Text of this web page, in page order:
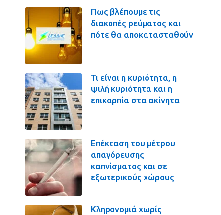
Πως βλέπουμε τις
διακοπές ρεύματος και
πότε θα αποκατασταθούν
Τι είναι η κυριότητα, η
ψιλή κυριότητα και η
επικαρπία στα ακίνητα
Επέκταση του μέτρου
απαγόρευσης
καπνίσματος και σε
εξωτερικούς χώρους
Κληρονομιά χωρίς